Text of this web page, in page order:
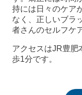
持には日々のケア
なく、正しいブラ
者さんのセルフケ
アクセスはJR豊肥
歩1分です。